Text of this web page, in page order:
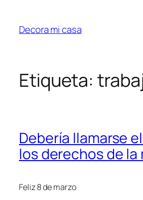
contenido
Decora mi casa
Etiqueta:
Debería llamarse
los derechos de la
Feliz 8 de marzo